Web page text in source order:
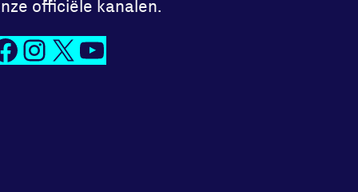
officiële kanalen.
Instagram X YouTube